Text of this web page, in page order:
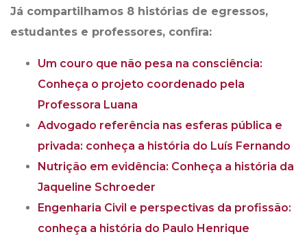
Já compartilhamos 8 histórias de egressos,
estudantes e professores, confira:
Um couro que não pesa na consciência:
Conheça o projeto coordenado pela
Professora Luana
Advogado referência nas esferas pública e
privada: conheça a história do Luís Fernando
Nutrição em evidência: Conheça a história da
Jaqueline Schroeder
Engenharia Civil e perspectivas da profissão:
conheça a história do Paulo Henrique